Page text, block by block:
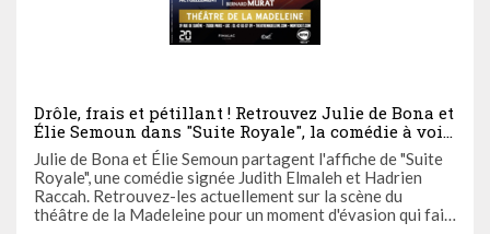
Drôle, frais et pétillant ! Retrouvez Julie de Bona et
Élie Semoun dans "Suite Royale", la comédie à voir
absolument au théâtre de la Madeleine
Julie de Bona et Élie Semoun partagent l'affiche de "Suite
Royale", une comédie signée Judith Elmaleh et Hadrien
Raccah. Retrouvez-les actuellement sur la scène du
théâtre de la Madeleine pour un moment d'évasion qui fait